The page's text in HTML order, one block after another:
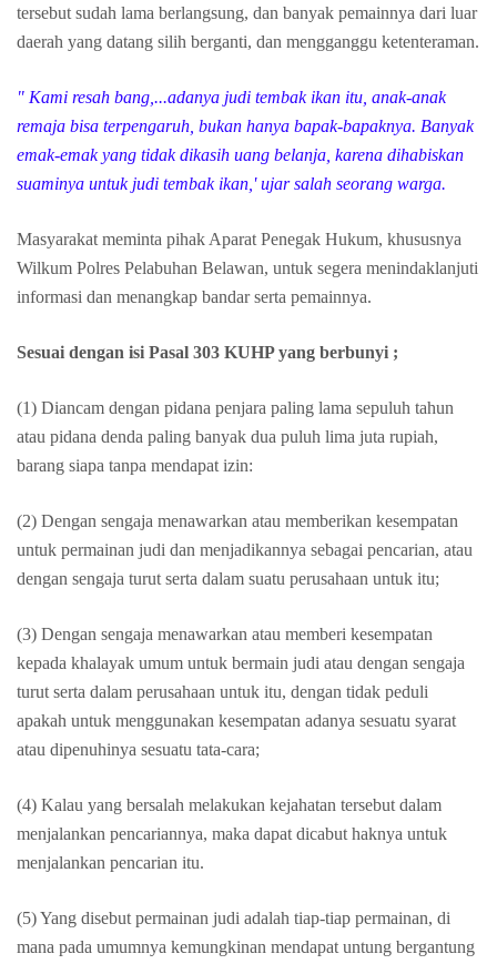
tersebut sudah lama berlangsung, dan banyak pemainnya dari luar
daerah yang datang silih berganti, dan mengganggu ketenteraman.
" Kami resah bang,...adanya judi tembak ikan itu, anak-anak
remaja bisa terpengaruh, bukan hanya bapak-bapaknya. Banyak
emak-emak yang tidak dikasih uang belanja, karena dihabiskan
suaminya untuk judi tembak ikan,' ujar salah seorang warga.
Masyarakat meminta pihak Aparat Penegak Hukum, khususnya
Wilkum Polres Pelabuhan Belawan, untuk segera menindaklanjuti
informasi dan menangkap bandar serta pemainnya.
Sesuai dengan isi Pasal 303 KUHP yang berbunyi ;
(1) Diancam dengan pidana penjara paling lama sepuluh tahun
atau pidana denda paling banyak dua puluh lima juta rupiah,
barang siapa tanpa mendapat izin:
(2) Dengan sengaja menawarkan atau memberikan kesempatan
untuk permainan judi dan menjadikannya sebagai pencarian, atau
dengan sengaja turut serta dalam suatu perusahaan untuk itu;
(3) Dengan sengaja menawarkan atau memberi kesempatan
kepada khalayak umum untuk bermain judi atau dengan sengaja
turut serta dalam perusahaan untuk itu, dengan tidak peduli
apakah untuk menggunakan kesempatan adanya sesuatu syarat
atau dipenuhinya sesuatu tata-cara;
(4) Kalau yang bersalah melakukan kejahatan tersebut dalam
menjalankan pencariannya, maka dapat dicabut haknya untuk
menjalankan pencarian itu.
(5) Yang disebut permainan judi adalah tiap-tiap permainan, di
mana pada umumnya kemungkinan mendapat untung bergantung